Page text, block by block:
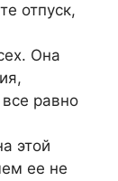
отпуск,
Она
равно
этой
ее не